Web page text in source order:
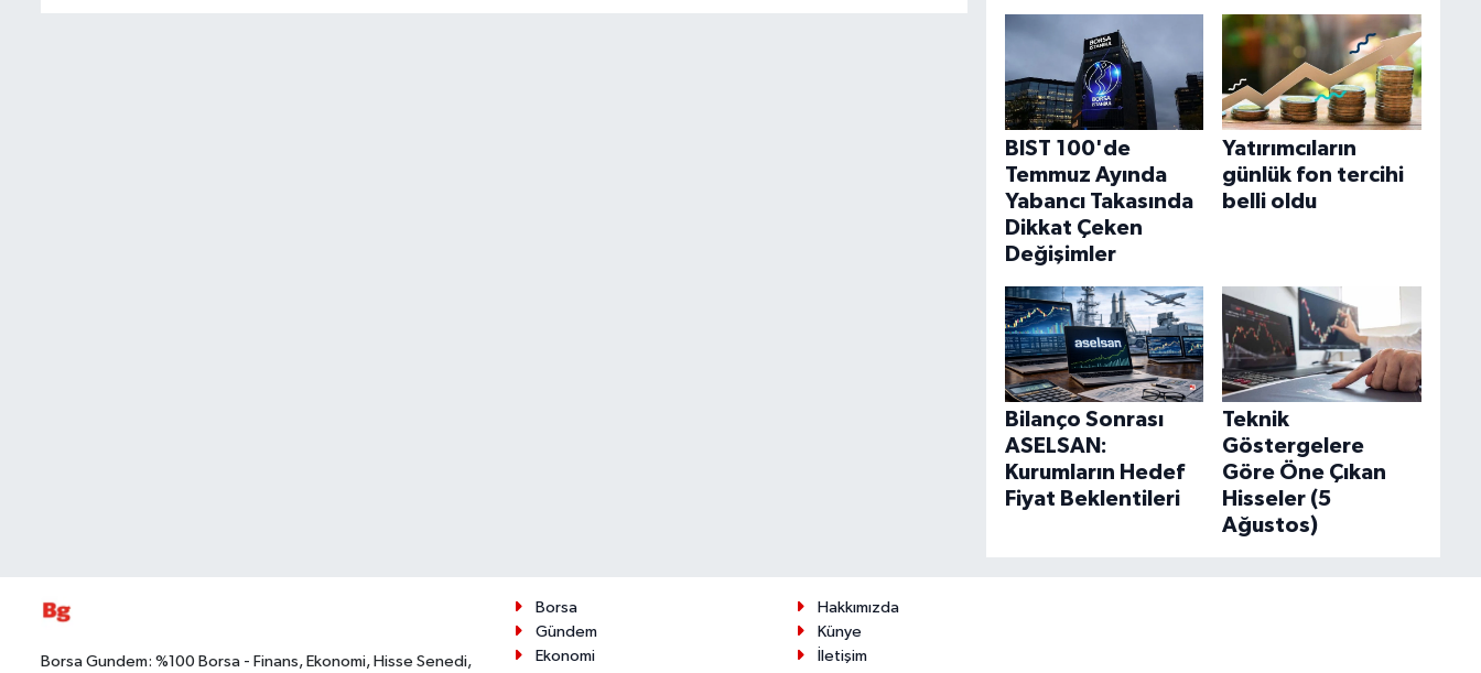
BIST 100'de
Temmuz Ayında
Yabancı Takasında
Dikkat Çeken
Değişimler
Yatırımcıların
günlük fon tercihi
belli oldu
Bilanço Sonrası
ASELSAN:
Kurumların Hedef
Fiyat Beklentileri
Teknik
Göstergelere
Göre Öne Çıkan
Hisseler (5
Ağustos)
Borsa Gundem: %100 Borsa - Finans, Ekonomi, Hisse Senedi,
Borsa
Hakkımızda
Gündem
Künye
Ekonomi
İletişim